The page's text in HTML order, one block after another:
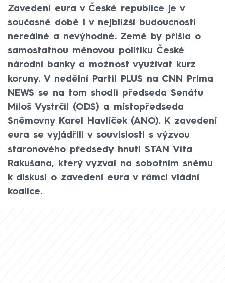
Zavedení eura v České republice je v
současné době i v nejbližší budoucnosti
nereálné a nevýhodné. Země by přišla o
samostatnou měnovou politiku České
národní banky a možnost využívat kurz
koruny. V nedělní Partii PLUS na CNN Prima
NEWS se na tom shodli předseda Senátu
Miloš Vystrčil (ODS) a místopředseda
Sněmovny Karel Havlíček (ANO). K zavedení
eura se vyjádřili v souvislosti s výzvou
staronového předsedy hnutí STAN Víta
Rakušana, který vyzval na sobotním sněmu
k diskusi o zavedení eura v rámci vládní
koalice.